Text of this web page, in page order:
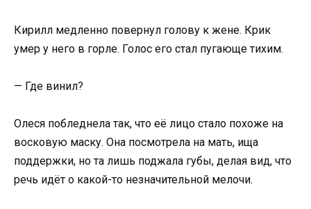
Кирилл медленно повернул голову к жене. Крик
умер у него в горле. Голос его стал пугающе тихим.
— Где винил?
Олеся побледнела так, что её лицо стало похоже на
восковую маску. Она посмотрела на мать, ища
поддержки, но та лишь поджала губы, делая вид, что
речь идёт о какой-то незначительной мелочи.